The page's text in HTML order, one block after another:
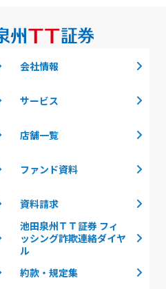
会社情報
サービス
店舗一覧
ファンド資料
資料請求
池田泉州ＴＴ証券 フィ
ッシング詐欺連絡ダイヤ
ル
約款・規定集